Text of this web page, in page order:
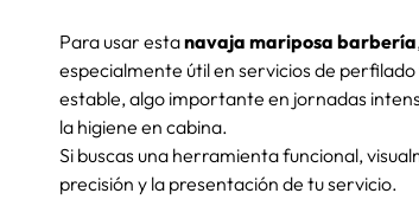
Para usar estanavaja mariposa barbería
especialmente útil en servicios de
estable, algo importante en jornadas
la higiene en cabina.
Si buscas una herramienta funcional,
precisión y la presentación de tu servicio.